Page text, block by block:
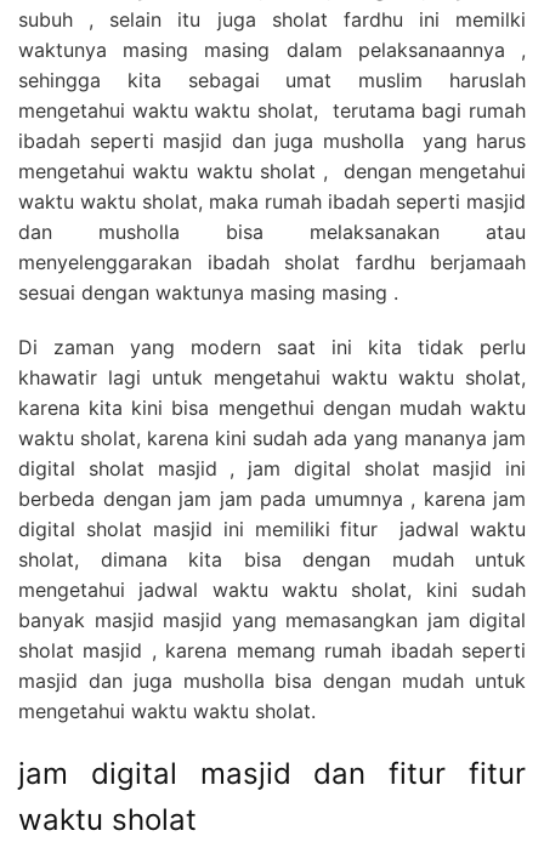
subuh , selain itu juga sholat fardhu ini memilki
waktunya masing masing dalam pelaksanaannya ,
sehingga kita sebagai umat muslim haruslah
mengetahui waktu waktu sholat, terutama bagi rumah
ibadah seperti masjid dan juga musholla yang harus
mengetahui waktu waktu sholat , dengan mengetahui
waktu waktu sholat, maka rumah ibadah seperti masjid
dan musholla bisa melaksanakan atau
menyelenggarakan ibadah sholat fardhu berjamaah
sesuai dengan waktunya masing masing .
Di zaman yang modern saat ini kita tidak perlu
khawatir lagi untuk mengetahui waktu waktu sholat,
karena kita kini bisa mengethui dengan mudah waktu
waktu sholat, karena kini sudah ada yang mananya jam
digital sholat masjid , jam digital sholat masjid ini
berbeda dengan jam jam pada umumnya , karena jam
digital sholat masjid ini memiliki fitur jadwal waktu
sholat, dimana kita bisa dengan mudah untuk
mengetahui jadwal waktu waktu sholat, kini sudah
banyak masjid masjid yang memasangkan jam digital
sholat masjid , karena memang rumah ibadah seperti
masjid dan juga musholla bisa dengan mudah untuk
mengetahui waktu waktu sholat.
jam digital masjid dan fitur fitur
waktu sholat